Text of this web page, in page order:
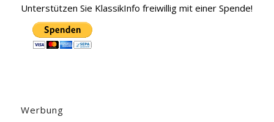
Unterstützen Sie KlassikInfo freiwillig mit einer Spende!
Werbung